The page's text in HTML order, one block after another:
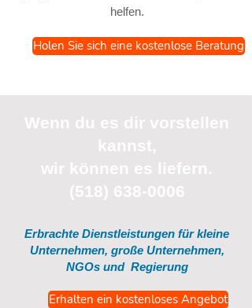
helfen.
Holen Sie sich eine kostenlose Beratung
Wenn du es dir vorstellen
kannst,
wir können es liefern.
(518) 638-0006
Erbrachte Dienstleistungen für kleine
Unternehmen, große Unternehmen,
NGOs und Regierung
Erhalten ein kostenloses Angebot